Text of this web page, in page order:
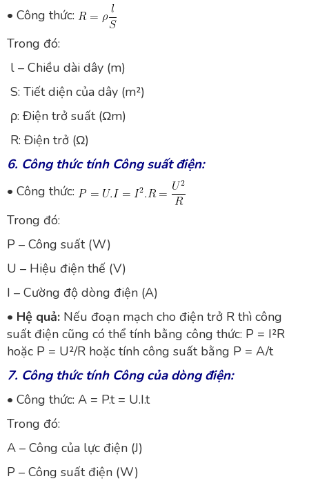
• Công thức:
Trong đó:
l – Chiều dài dây (m)
S: Tiết diện của dây (m²)
ρ: Điện trở suất (Ωm)
R: Điện trở (Ω)
6. Công thức tính Công suất điện:
• Công thức:
Trong đó:
P – Công suất (W)
U – Hiệu điện thế (V)
I – Cường độ dòng điện (A)
• Hệ quả: Nếu đoạn mạch cho điện trở R thì công
suất điện cũng có thể tính bằng công thức: P = I²R
hoặc P = U²/R hoặc tính công suất bằng P = A/t
7. Công thức tính Công của dòng điện:
• Công thức: A = P.t = U.I.t
Trong đó:
A – Công của lực điện (J)
P – Công suất điện (W)